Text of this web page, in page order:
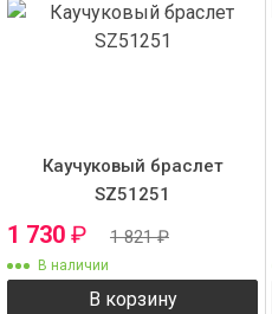
Каучуковый браслет
SZ51251
1 730 ₽ 1 821₽
В наличии
В корзину